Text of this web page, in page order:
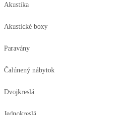
Akustika
Akustické boxy
Paravány
Čalúnený nábytok
Dvojkreslá